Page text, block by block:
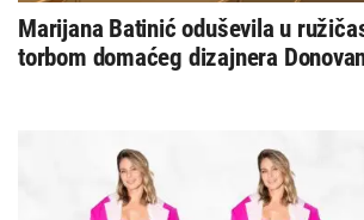
Marijana Batinić oduševila u
torbom domaćeg dizajnera